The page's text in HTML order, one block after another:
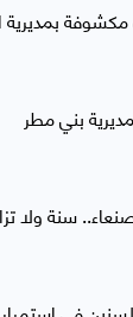
بمديرية
بني مطر
سنة ولا